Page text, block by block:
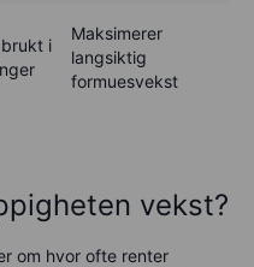
i
Maksimerer
langsiktig
formuesvekst
vekst?
om hvor ofte renter